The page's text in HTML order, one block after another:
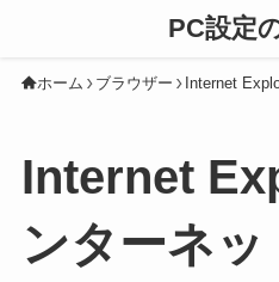
PC設定
ホーム ブラウザー Internet
Internet
ンターネ